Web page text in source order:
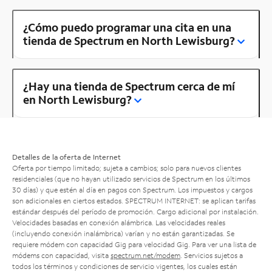
¿Cómo puedo programar una cita en una
tienda de Spectrum en North Lewisburg?
¿Hay una tienda de Spectrum cerca de mí
en North Lewisburg?
Detalles de la oferta de Internet
Oferta por tiempo limitado; sujeta a cambios; solo para nuevos clientes
residenciales (que no hayan utilizado servicios de Spectrum en los últimos
30 días) y que estén al día en pagos con Spectrum. Los impuestos y cargos
son adicionales en ciertos estados. SPECTRUM INTERNET: se aplican tarifas
estándar después del período de promoción. Cargo adicional por instalación.
Velocidades basadas en conexión alámbrica. Las velocidades reales
(incluyendo conexión inalámbrica) varían y no están garantizadas. Se
requiere módem con capacidad Gig para velocidad Gig. Para ver una lista de
módems con capacidad, visita spectrum.net/modem . Servicios sujetos a
todos los términos y condiciones de servicio vigentes, los cuales están